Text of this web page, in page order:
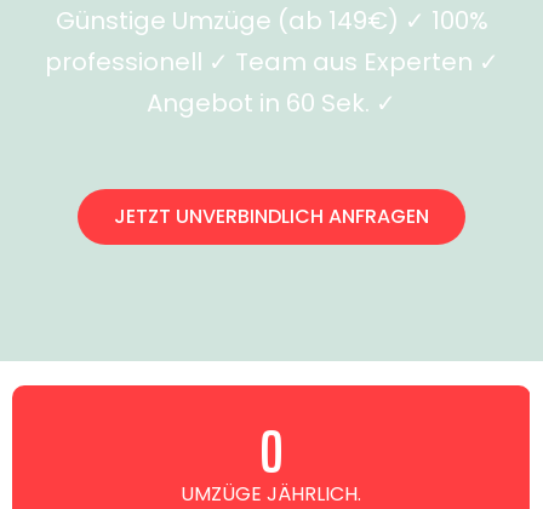
Günstige Umzüge (ab 149€) ✓ 100%
professionell ✓ Team aus Experten ✓
Angebot in 60 Sek. ✓
JETZT UNVERBINDLICH ANFRAGEN
UMZÜGE JÄHRLICH.
0